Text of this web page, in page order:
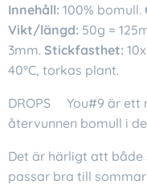
Innehåll: 100% bomull.
Vikt/längd: 50g =
3mm. Stickfasthet:
40°C, torkas plant.
DROPS❤You#9 är ett
återvunnen bomull i
Det är härligt att både
passar bra till